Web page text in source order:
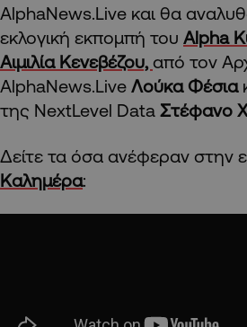
AlphaNews.Live και θα
εκλογική εκπομπή του Alpha
Αιμιλία Κενεβέζου, από τον
AlphaNews.Live Λούκα Φέσια
της NextLevel Data Στέφανο
Δείτε τα όσα ανέφεραν στην
Καλημέρα: